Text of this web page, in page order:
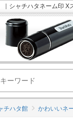
シャチハタネーム印
チハタ館 かわいいネ